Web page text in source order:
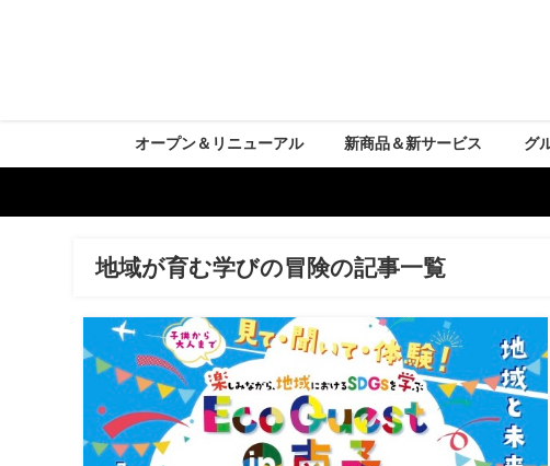
オープン＆リニューアル 新商品＆新サービス グ
地域が育む学びの冒険の記事一覧